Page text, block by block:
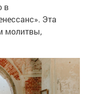
в
Эта
молитвы,